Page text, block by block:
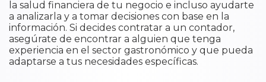
la salud financiera de tu negocio e incluso ayudarte
a analizarla y a tomar decisiones con base en la
información. Si decides contratar a un contador,
asegúrate de encontrar a alguien que tenga
experiencia en el sector gastronómico y que pueda
adaptarse a tus necesidades específicas.